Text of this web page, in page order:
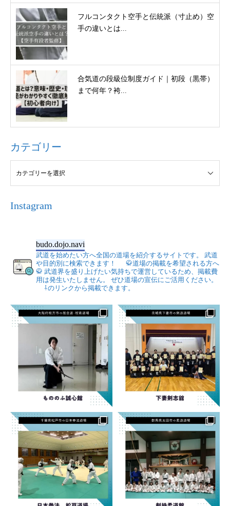
フルコンタクト空手と伝統派（寸止め）空
手の違いとは...
合気道の段級位制度ガイド｜初段（黒帯）
まで何年？袴...
カテゴリー
Instagram
budo.dojo.navi
武道を始めたい方へ全国の道場を紹介するサイトです。
武道
や目的別に検索できます！
🥋道場の掲載を希望される方へ
🥋 武道界を盛り上げたい気持ちで運営しているため、掲載費
用は発生いたしません。
ぜひ道場の宣伝にご活用ください。
⇩のリンクから掲載できます。